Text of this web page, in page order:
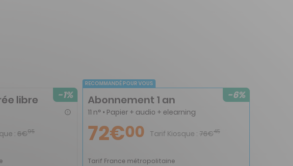
RECOMMANDÉ POUR VOUS
-6%
Abonnement 1 an
11 n° • Papier + audio + elearning
72€00 Tarif Kiosque : 76€45
Tarif France métropolitaine
-1%
libre
: 6€95